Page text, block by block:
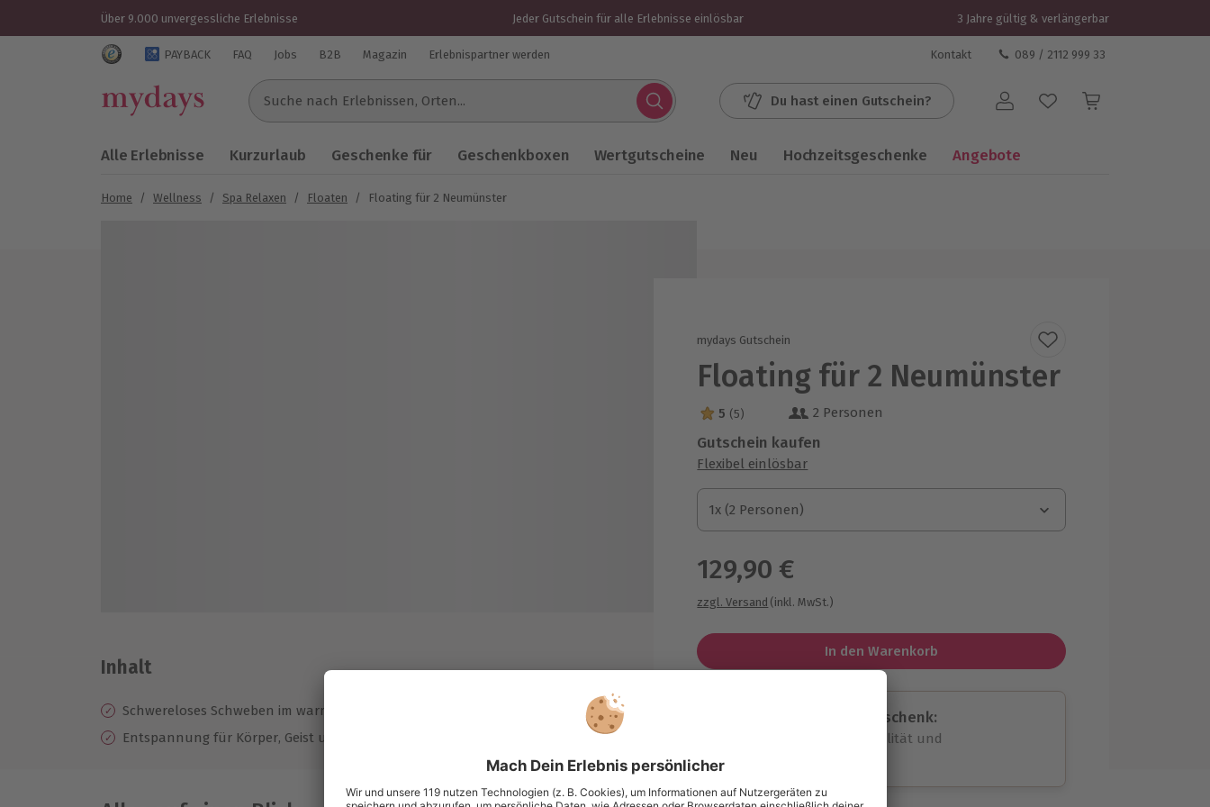
Über 9.000 unvergessliche Erlebnisse Jeder Gutschein für alle Erlebnisse einlösbar 3 Jahre gültig & verlängerbar
Trustedshops Bewertungen für mydays.de
PAYBACK FAQ Jobs B2B Magazin Erlebnispartner werden Kontakt 089 / 2112 999 33
Suche nach Erlebnissen...
Du hast einen Gutschein? Benutzerkonto
Alle Erlebnisse Kurzurlaub Geschenke für Geschenkboxen Wertgutscheine Neu Hochzeitsgeschenke Angebote
Home / Wellness / Spa Relaxen / Floaten / Floating für 2 Neumünster
mydays Gutschein
Floating für 2 Neumünster
5 Sterne von 5 aus 5 Bewertungen
5 (5) 2 Personen
Gutschein kaufen
Flexibel einlösbar
1x (2 Personen)
1x (2 Personen)
1x (2 Personen)
129,90 €
zzgl. Versand (inkl. MwSt.)
In den Warenkorb
Immer das passende Geschenk:
Große Auswahl, volle Flexibilität und
Über 9.000 unvergessliche
Inhalt
Schwereloses Schweben im warmen Salzwasser
Entspannung für Körper, Geist und Seele